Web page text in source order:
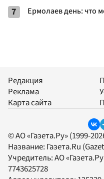
7 Ермолаев день: что
Редакция
Реклама
Карта сайта
© АО «Газета.Ру» (1999-
Название: Газета.Ru
Учредитель:АО
7743625728